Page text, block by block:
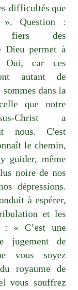
difficultés que
». Question :
fiers des
Dieu permet à
Oui, car ces
autant de
dans la
que notre
Christ a
nous. C'est
le chemin,
guider, même
noire de nos
dépressions.
à espérer,
et les
: « C’est une
jugement de
vous soyez
royaume de
vous souffrez